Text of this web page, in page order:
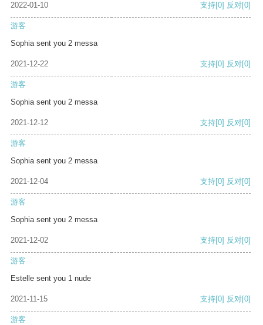
2022-01-10 支持[0] 反对[0]
游客
Sophia sent you 2 messa
2021-12-22 支持[0] 反对[0]
游客
Sophia sent you 2 messa
2021-12-12 支持[0] 反对[0]
游客
Sophia sent you 2 messa
2021-12-04 支持[0] 反对[0]
游客
Sophia sent you 2 messa
2021-12-02 支持[0] 反对[0]
游客
Estelle sent you 1 nude
2021-11-15 支持[0] 反对[0]
游客